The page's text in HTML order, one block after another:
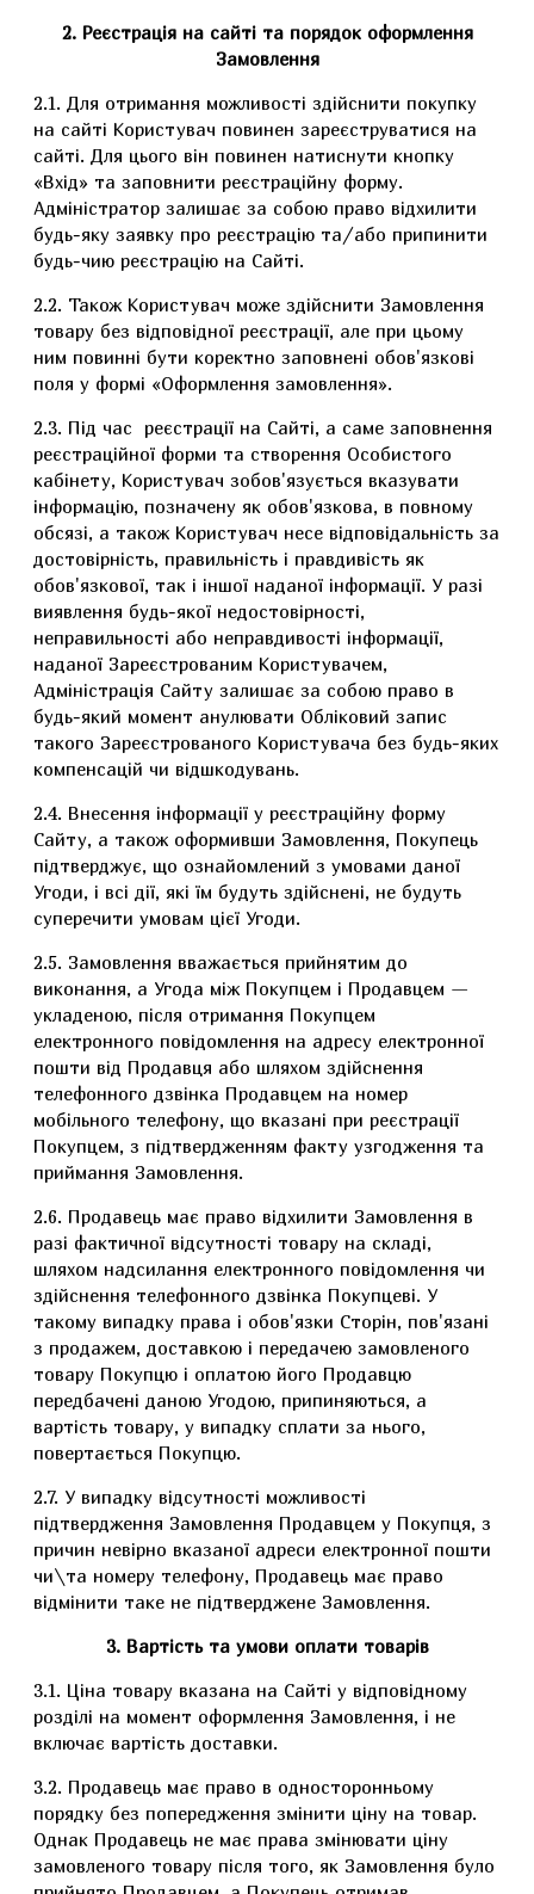
2. Реєстрація на сайті та порядок оформлення
Замовлення
2.1. Для отримання можливості здійснити покупку
на сайті Користувач повинен зареєструватися на
сайті. Для цього він повинен натиснути кнопку
«Вхід» та заповнити реєстраційну форму.
Адміністратор залишає за собою право відхилити
будь-яку заявку про реєстрацію та/або припинити
будь-чию реєстрацію на Сайті.
2.2. Також Користувач може здійснити Замовлення
товару без відповідної реєстрації, але при цьому
ним повинні бути коректно заповнені обов'язкові
поля у формі «Оформлення замовлення».
2.3. Під час реєстрації на Сайті, а саме заповнення
реєстраційної форми та створення Особистого
кабінету, Користувач зобов'язується вказувати
інформацію, позначену як обов'язкова, в повному
обсязі, а також Користувач несе відповідальність за
достовірність, правильність і правдивість як
обов'язкової, так і іншої наданої інформації. У разі
виявлення будь-якої недостовірності,
неправильності або неправдивості інформації,
наданої Зареєстрованим Користувачем,
Адміністрація Сайту залишає за собою право в
будь-який момент анулювати Обліковий запис
такого Зареєстрованого Користувача без будь-яких
компенсацій чи відшкодувань.
2.4. Внесення інформації у реєстраційну форму
Сайту, а також оформивши Замовлення, Покупець
підтверджує, що ознайомлений з умовами даної
Угоди, і всі дії, які їм будуть здійснені, не будуть
суперечити умовам цієї Угоди.
2.5. Замовлення вважається прийнятим до
виконання, а Угода між Покупцем і Продавцем —
укладеною, після отримання Покупцем
електронного повідомлення на адресу електронної
пошти від Продавця або шляхом здійснення
телефонного дзвінка Продавцем на номер
мобільного телефону, що вказані при реєстрації
Покупцем, з підтвердженням факту узгодження та
приймання Замовлення.
2.6. Продавець має право відхилити Замовлення в
разі фактичної відсутності товару на складі,
шляхом надсилання електронного повідомлення чи
здійснення телефонного дзвінка Покупцеві. У
такому випадку права і обов'язки Сторін, пов'язані
з продажем, доставкою і передачею замовленого
товару Покупцю і оплатою його Продавцю
передбачені даною Угодою, припиняються, а
вартість товару, у випадку сплати за нього,
повертається Покупцю.
2.7. У випадку відсутності можливості
підтвердження Замовлення Продавцем у Покупця, з
причин невірно вказаної адреси електронної пошти
чи\та номеру телефону, Продавець має право
відмінити таке не підтверджене Замовлення.
3. Вартість та умови оплати товарів
3.1. Ціна товару вказана на Сайті у відповідному
розділі на момент оформлення Замовлення, і не
включає вартість доставки.
3.2. Продавець має право в односторонньому
порядку без попередження змінити ціну на товар.
Однак Продавець не має права змінювати ціну
замовленого товару після того, як Замовлення було